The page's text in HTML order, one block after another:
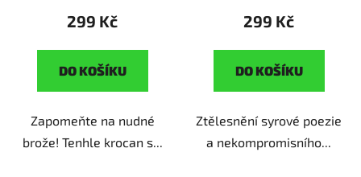
299 Kč
DO KOŠÍKU
Zapomeňte na nudné
brože! Tenhle krocan s...
299 Kč
DO KOŠÍKU
Ztělesnění syrové poezie
a nekompromisního...